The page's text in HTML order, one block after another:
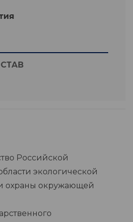
Российской
экологической
охраны окружающей